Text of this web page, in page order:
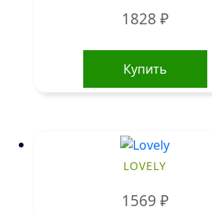
1828 ₽
Купить
LOVELY
1569 ₽